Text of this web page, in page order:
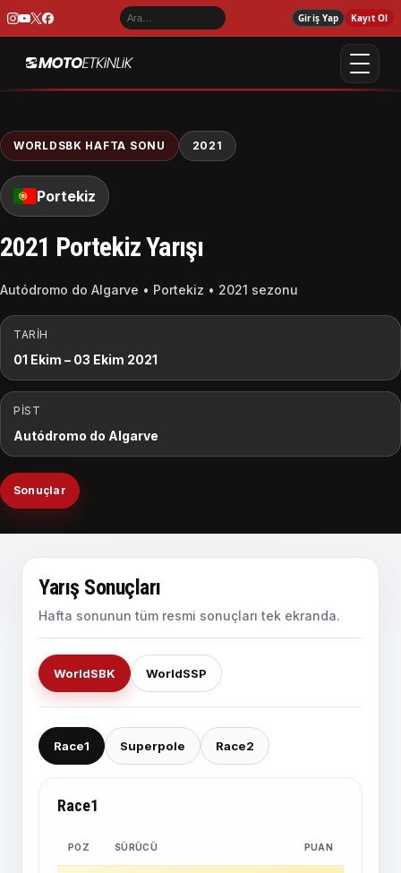
Giriş Yap Kayıt Ol
WORLDSBK HAFTA SONU 2021
Portekiz
2021 Portekiz Yarışı
Autódromo do Algarve • Portekiz • 2021 sezonu
TARIH
01 Ekim – 03 Ekim 2021
PIST
Autódromo do Algarve
Sonuçlar
Yarış Sonuçları
Hafta sonunun tüm resmi sonuçları tek ekranda.
WorldSBK WorldSSP
Race1 Superpole Race2
Race1
POZ SÜRÜCÜ PUAN